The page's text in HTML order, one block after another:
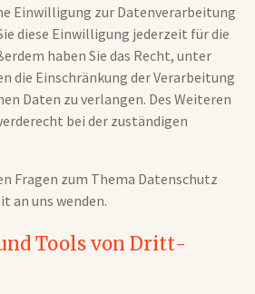
Einwilligung zur Datenverarbeitung
diese Einwilligung jederzeit für die
haben Sie das Recht, unter
die Einschränkung der Verarbeitung
Daten zu verlangen. Des Weiteren
bei der zuständigen
Fragen zum Thema Datenschutz
an uns wenden.
Tools von Dritt­